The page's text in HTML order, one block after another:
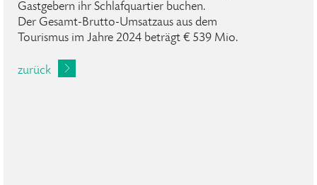
Gastgebern ihr Schlafquartier buchen.
Der Gesamt-Brutto-Umsatzaus aus dem
Tourismus im Jahre 2024 beträgt € 539 Mio.
zurück